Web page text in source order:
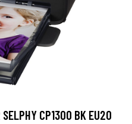
SELPHY CP1300 BK EU20